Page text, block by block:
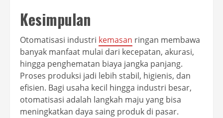
Kesimpulan
Otomatisasi industri kemasan ringan membawa
banyak manfaat mulai dari kecepatan, akurasi,
hingga penghematan biaya jangka panjang.
Proses produksi jadi lebih stabil, higienis, dan
efisien. Bagi usaha kecil hingga industri besar,
otomatisasi adalah langkah maju yang bisa
meningkatkan daya saing produk di pasar.